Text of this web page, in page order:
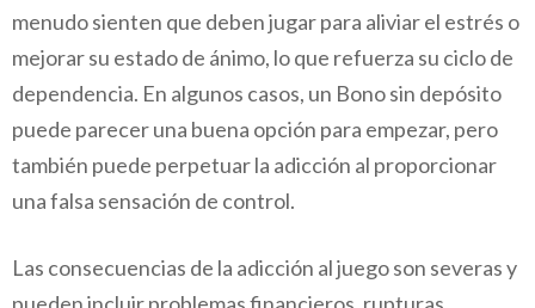
menudo sienten que deben jugar para aliviar el estrés o
mejorar su estado de ánimo, lo que refuerza su ciclo de
dependencia. En algunos casos, un Bono sin depósito
puede parecer una buena opción para empezar, pero
también puede perpetuar la adicción al proporcionar
una falsa sensación de control.
Las consecuencias de la adicción al juego son severas y